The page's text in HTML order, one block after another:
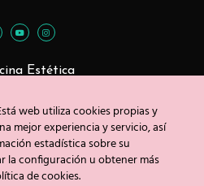
Estética
Corporales
Blog
web utiliza cookies propias y
mejor experiencia y servicio, así
estadística sobre su
la configuración u obtener más
de cookies.